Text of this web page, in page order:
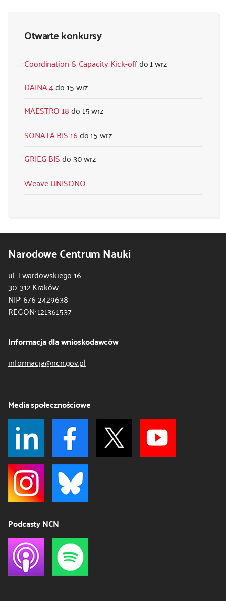
Otwarte konkursy
Coordination & Capacity Kick-off
1 wrz
DAINA 4
15 wrz
MAESTRO 18
15 wrz
SONATA BIS 16
15 wrz
GRIEG BIS
30 wrz
Weave-UNISONO
Narodowe Centrum Nauki
ul. Twardowskiego 16
30-312 Kraków
NIP: 676 2429638
REGON: 121361537
Informacja dla wnioskodawców
informacja@ncn.gov.pl
Media społecznościowe
Podcasty NCN